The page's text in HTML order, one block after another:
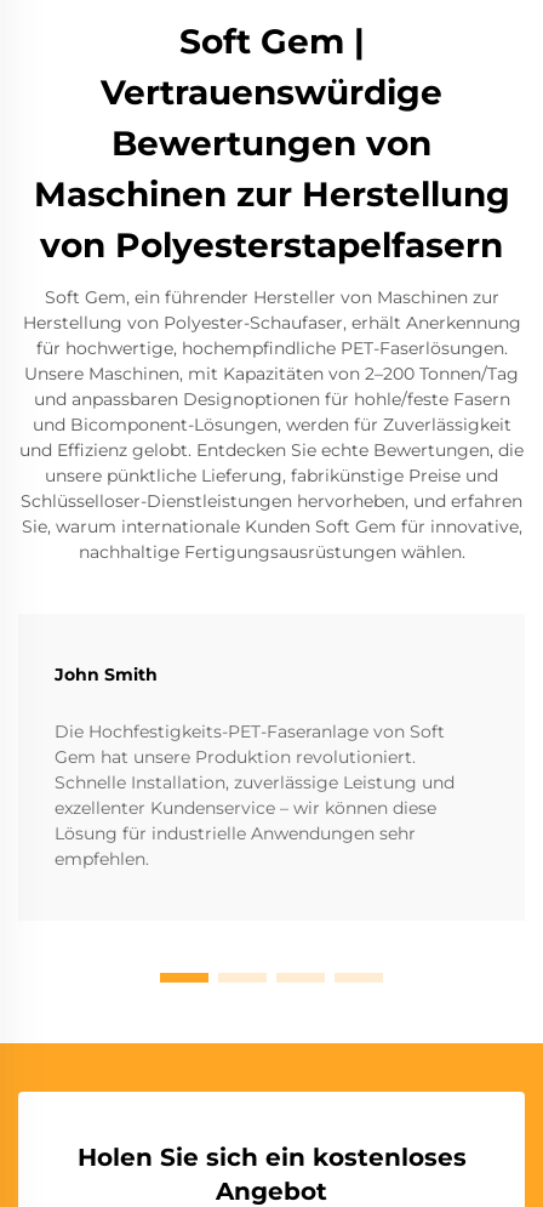
Soft Gem |
Vertrauenswürdige
Bewertungen von
Maschinen zur Herstellung
von Polyesterstapelfasern
Soft Gem, ein führender Hersteller von Maschinen zur
Herstellung von Polyester-Schaufaser, erhält Anerkennung
für hochwertige, hochempfindliche PET-Faserlösungen.
Unsere Maschinen, mit Kapazitäten von 2–200 Tonnen/Tag
und anpassbaren Designoptionen für hohle/feste Fasern
und Bicomponent-Lösungen, werden für Zuverlässigkeit
und Effizienz gelobt. Entdecken Sie echte Bewertungen, die
unsere pünktliche Lieferung, fabrikünstige Preise und
Schlüsselloser-Dienstleistungen hervorheben, und erfahren
Sie, warum internationale Kunden Soft Gem für innovative,
nachhaltige Fertigungsausrüstungen wählen.
John Smith
Die Hochfestigkeits-PET-Faseranlage von Soft
Gem hat unsere Produktion revolutioniert.
Schnelle Installation, zuverlässige Leistung und
exzellenter Kundenservice – wir können diese
Lösung für industrielle Anwendungen sehr
empfehlen.
Holen Sie sich ein kostenloses
Angebot